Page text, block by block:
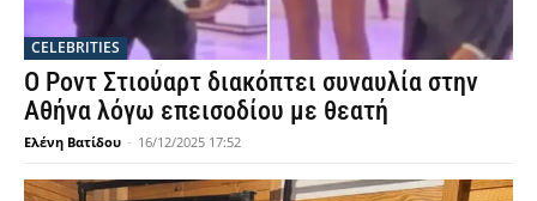
CELEBRITIES
Ο Ροντ Στιούαρτ διακόπτει συναυλία στην
Αθήνα λόγω επεισοδίου με θεατή
Ελένη Βατίδου - 16/12/2025 17:52